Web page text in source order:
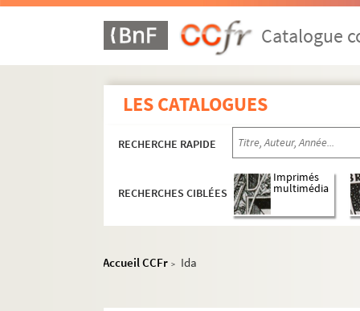
Catalogue
LES CATALOGUES
RECHERCHE RAPIDE
RECHERCHES CIBLÉES
Imprimés
multimédia
Accueil CCFr > Ida
17e arrondissement
18e arrondissement
Astelle-Théâtre du XIX